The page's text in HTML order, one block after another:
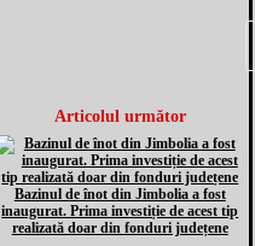
Articolul următor
Bazinul de înot din Jimbolia a fost
inaugurat. Prima investiție de acest tip
realizată doar din fonduri județene